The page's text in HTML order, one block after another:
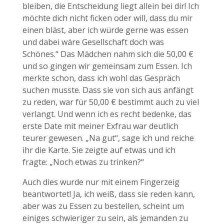
bleiben, die Entscheidung liegt allein bei dir! Ich
möchte dich nicht ficken oder will, dass du mir
einen bläst, aber ich würde gerne was essen
und dabei wäre Gesellschaft doch was
Schönes.“ Das Mädchen nahm sich die 50,00 €
und so gingen wir gemeinsam zum Essen. Ich
merkte schon, dass ich wohl das Gespräch
suchen musste. Dass sie von sich aus anfängt
zu reden, war für 50,00 € bestimmt auch zu viel
verlangt. Und wenn ich es recht bedenke, das
erste Date mit meiner Exfrau war deutlich
teurer gewesen. „Na gut“, sage ich und reiche
ihr die Karte. Sie zeigte auf etwas und ich
fragte: „Noch etwas zu trinken?“
Auch dies wurde nur mit einem Fingerzeig
beantwortet! Ja, ich weiß, dass sie reden kann,
aber was zu Essen zu bestellen, scheint um
einiges schwieriger zu sein, als jemanden zu